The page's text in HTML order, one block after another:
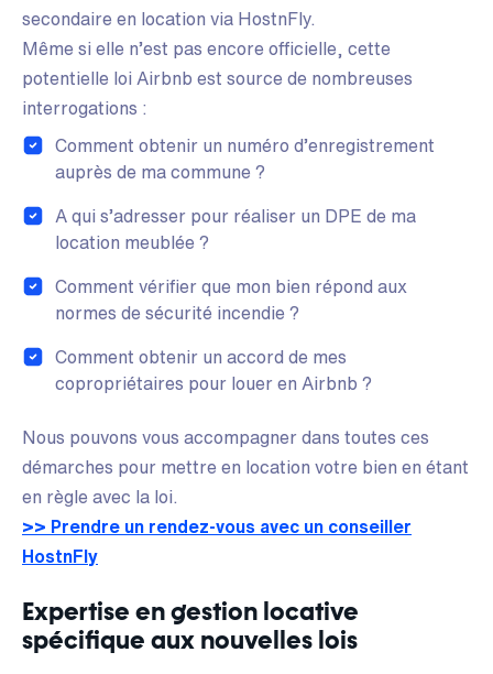
secondaire en location via HostnFly.
Même si elle n’est pas encore officielle, cette
potentielle loi Airbnb est source de nombreuses
interrogations :
Comment obtenir un numéro d’enregistrement
auprès de ma commune ?
A qui s’adresser pour réaliser un DPE de ma
location meublée ?
Comment vérifier que mon bien répond aux
normes de sécurité incendie ?
Comment obtenir un accord de mes
copropriétaires pour louer en Airbnb ?
Nous pouvons vous accompagner dans toutes ces
démarches pour mettre en location votre bien en étant
en règle avec la loi.
>> Prendre un rendez-vous avec un conseiller
HostnFly
Expertise en gestion locative
spécifique aux nouvelles lois